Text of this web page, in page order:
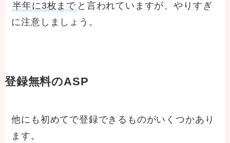
半年に3枚まで と言われていますが、やりすぎ
に注意しましょう。
登録無料のASP
他にも初めてで登録できるものがいくつかあり
ます。